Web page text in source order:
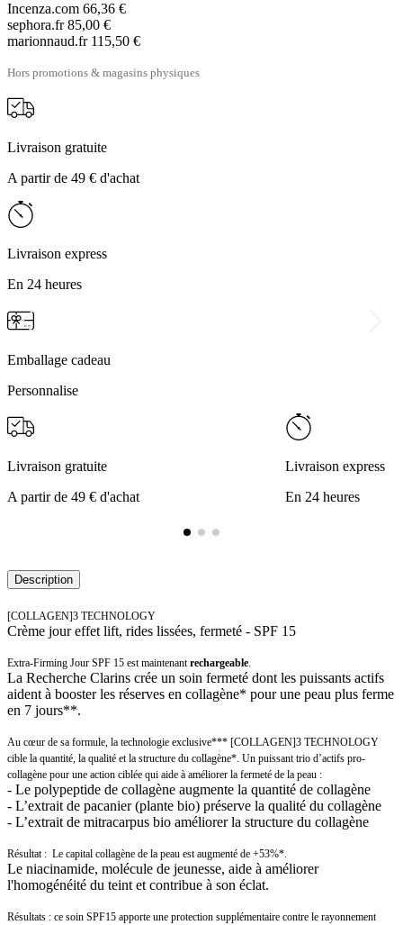
Incenza.com 66,36 €
sephora.fr 85,00 €
marionnaud.fr 115,50 €
Hors promotions & magasins physiques
Livraison gratuite
A partir de 49 € d'achat
Livraison express
En 24 heures
Emballage cadeau
Personnalise
Livraison gratuite
A partir de 49 € d'achat
Livraison express
En 24 heures
Description
[COLLAGEN]3 TECHNOLOGY
Crème jour effet lift, rides lissées, fermeté - SPF 15
Extra-Firming Jour SPF 15 est maintenantrechargeable.
La Recherche Clarins crée un soin fermeté dont les puissants actifs
aident à booster les réserves en collagène* pour une peau plus ferme
en 7 jours**.
Au cœur de sa formule, la technologie exclusive*** [COLLAGEN]3 TECHNOLOGY
cible la quantité, la qualité et la structure du collagène*. Un puissant trio d’actifs pro-
collagène pour une action ciblée qui aide à améliorer la fermeté de la peau :
- Le polypeptide de collagène augmente la quantité de collagène
- L’extrait de pacanier (plante bio) préserve la qualité du collagène
- L’extrait de mitracarpus bio améliorer la structure du collagène
Résultat : Le capital collagène de la peau est augmenté de +53%*.
Le niacinamide, molécule de jeunesse, aide à améliorer
l'homogénéité du teint et contribue à son éclat.
Résultats : ce soin SPF15 apporte une protection supplémentaire contre le rayonnement